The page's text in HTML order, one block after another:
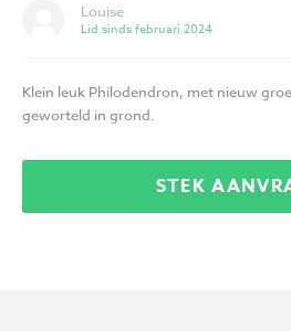
Louise
Lid sinds februari 2024
Klein leuk Philodendron, met nieuw
geworteld in grond.
STEK